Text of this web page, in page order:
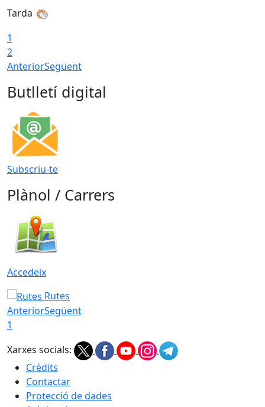
Tarda
1
2
AnteriorSegüent
Butlletí digital
Subscriu-te
Plànol / Carrers
Accedeix
Rutes
AnteriorSegüent
1
Xarxes socials:
Crèdits
Contactar
Protecció de dades